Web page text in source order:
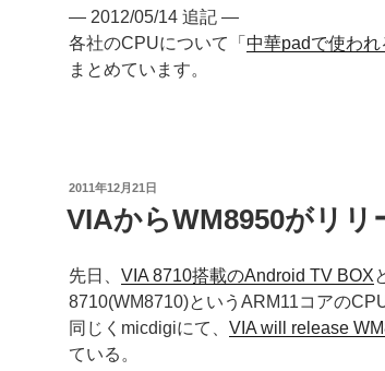
— 2012/05/14 追記 —
各社のCPUについて「 中華padで使わ
まとめています。
投
日:
2011年12月21日
VIAからWM8950がリリ
先日、 VIA 8710搭載のAndroid TV BOX
8710(WM8710)というARM11コアの
同じくmicdigiにて、 VIA will release
ている。